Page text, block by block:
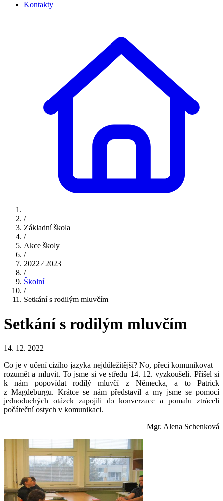
Kontakty
/
Základní škola
/
Akce školy
/
2022 ⁄ 2023
/
Školní
/
Setkání s rodilým mluvčím
Setkání s rodilým mluvčím
14. 12. 2022
Co je v učení cizího jazyka nejdůležitější? No, přeci komunikovat –
rozumět a mluvit. To jsme si ve středu 14. 12. vyzkoušeli. Přišel si
k nám popovídat rodilý mluvčí z Německa, a to Patrick
z Magdeburgu. Krátce se nám představil a my jsme se pomocí
jednoduchých otázek zapojili do konverzace a pomalu ztráceli
počáteční ostych v komunikaci.
Mgr. Alena Schenková